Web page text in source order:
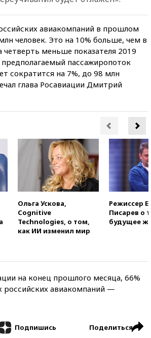
авиакомпаний в прошлом
человек. Это на 10% больше, чем в
четверть меньше показателя 2019
пассажиропоток
сократится на 7%, до 98 млн
глава Росавиации Дмитрий
Ольга Ускова,
Cognitive
Technologies, о том,
как ИИ изменил мир
Режиссер
Писарев о
будущее
на конец прошлого месяца, 66%
российских авиакомпаний —
Подпишись Поделиться